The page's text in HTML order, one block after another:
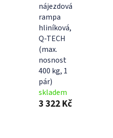
nájezdová
rampa
hliníková,
Q-TECH
(max.
nosnost
400 kg, 1
pár)
skladem
3 322 Kč